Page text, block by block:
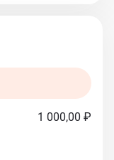
1 000,00 ₽